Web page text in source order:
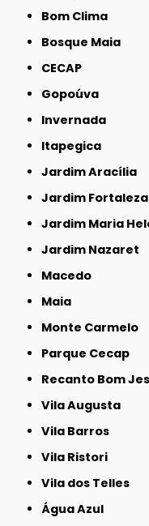
Bom Clima
Bosque Maia
CECAP
Gopoúva
Invernada
Itapegica
Jardim Aracília
Jardim Fortaleza
Jardim Maria
Jardim Nazaret
Macedo
Maia
Monte Carmelo
Parque Cecap
Recanto Bom
Vila Augusta
Vila Barros
Vila Ristori
Vila dos Telles
Água Azul